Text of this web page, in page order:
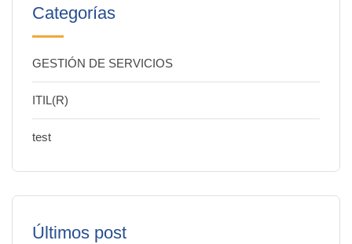
Categorías
GESTIÓN DE SERVICIOS
ITIL(R)
test
Últimos post